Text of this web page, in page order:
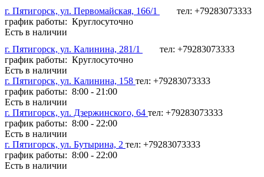
г. Пятигорск, ул. Первомайская, 166/1
тел: +79283073333
график работы: Круглосуточно
Есть в наличии
г. Пятигорск, ул. Калинина, 281/1
тел: +79283073333
график работы: Круглосуточно
Есть в наличии
г. Пятигорск, ул. Калинина, 158 тел: +79283073333
график работы: 8:00 - 21:00
Есть в наличии
г. Пятигорск, ул. Дзержинского, 64 тел: +79283073333
график работы: 8:00 - 22:00
Есть в наличии
г. Пятигорск, ул. Бутырина, 2 тел: +79283073333
график работы: 8:00 - 22:00
Есть в наличии